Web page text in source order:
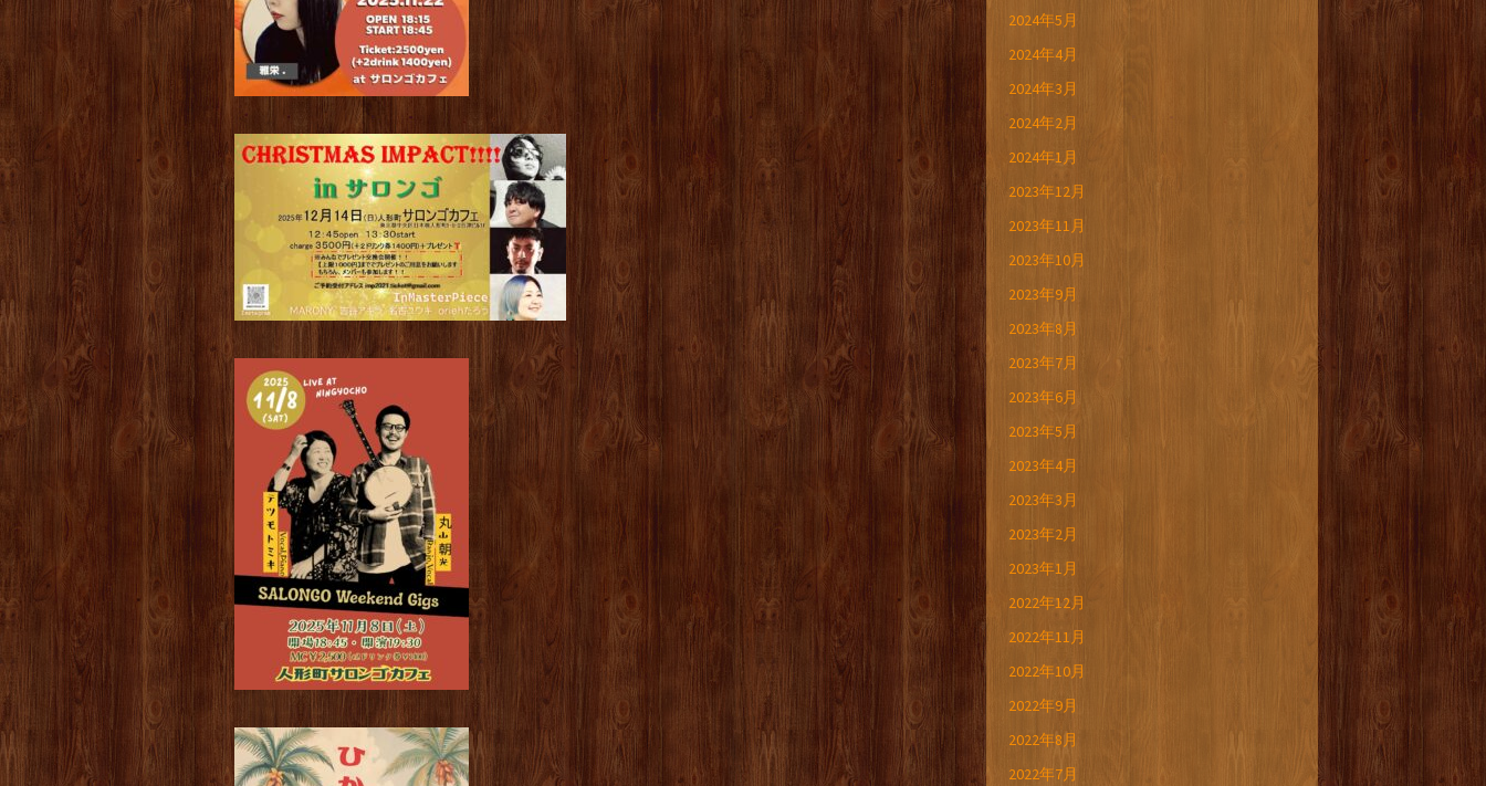
2024年5月
2024年4月
2024年3月
2024年2月
2024年1月
2023年12月
2023年11月
2023年10月
2023年9月
2023年8月
2023年7月
2023年6月
2023年5月
2023年4月
2023年3月
2023年2月
2023年1月
2022年12月
2022年11月
2022年10月
2022年9月
2022年8月
2022年7月